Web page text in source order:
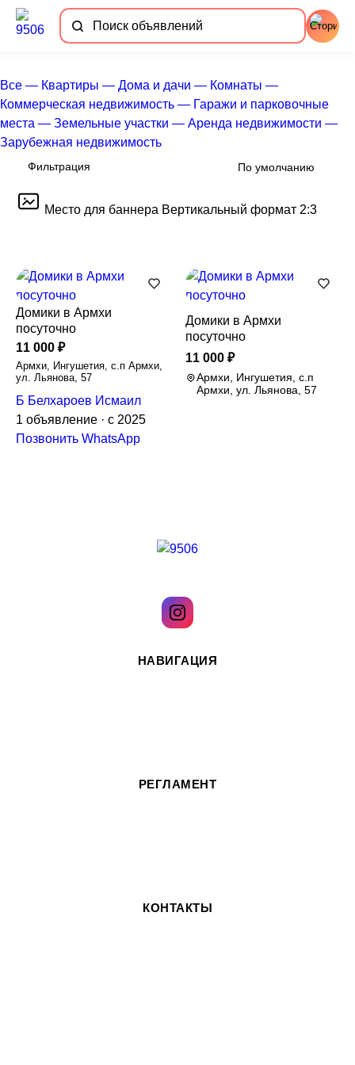
Все — Квартиры — Дома и дачи — Комнаты —
Коммерческая недвижимость — Гаражи и парковочные
места — Земельные участки — Аренда недвижимости —
Зарубежная недвижимость
Фильтрация
Место для баннера Вертикальный формат 2:3
Домики в Армхи
посуточно
11 000 ₽
Армхи, Ингушетия, с.п Армхи,
ул. Льянова, 57
Б Белхароев Исмаил
1 объявление · с 2025
Позвонить WhatsApp
Домики в Армхи
посуточно
11 000 ₽
Армхи, Ингушетия, с.п
Армхи, ул. Льянова, 57
НАВИГАЦИЯ
РЕГЛАМЕНТ
КОНТАКТЫ